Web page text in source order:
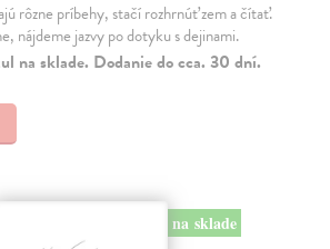
rôzne príbehy, stačí rozhrnúť zem a čítať.
nájdeme jazvy po dotyku s dejinami.
na sklade. Dodanie do cca. 30 dní.
na sklade